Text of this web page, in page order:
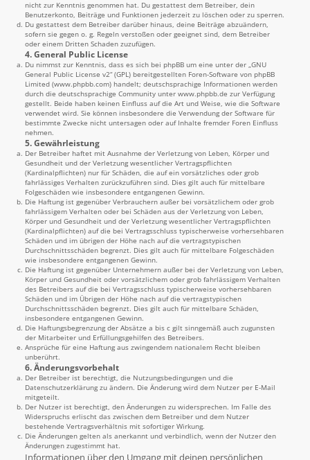
nicht zur Kenntnis genommen hat. Du gestattest dem Betreiber, dein
Benutzerkonto, Beiträge und Funktionen jederzeit zu löschen oder zu sperren.
Du gestattest dem Betreiber darüber hinaus, deine Beiträge abzuändern,
sofern sie gegen o. g. Regeln verstoßen oder geeignet sind, dem Betreiber
oder einem Dritten Schaden zuzufügen.
4. General Public License
Du nimmst zur Kenntnis, dass es sich bei phpBB um eine unter der „GNU
General Public License v2“ (GPL) bereitgestellten Foren-Software von phpBB
Limited (www.phpbb.com) handelt; deutschsprachige Informationen werden
durch die deutschsprachige Community unter www.phpbb.de zur Verfügung
gestellt. Beide haben keinen Einfluss auf die Art und Weise, wie die Software
verwendet wird. Sie können insbesondere die Verwendung der Software für
bestimmte Zwecke nicht untersagen oder auf Inhalte fremder Foren Einfluss
nehmen.
5. Gewährleistung
Der Betreiber haftet mit Ausnahme der Verletzung von Leben, Körper und
Gesundheit und der Verletzung wesentlicher Vertragspflichten
(Kardinalpflichten) nur für Schäden, die auf ein vorsätzliches oder grob
fahrlässiges Verhalten zurückzuführen sind. Dies gilt auch für mittelbare
Folgeschäden wie insbesondere entgangenen Gewinn.
Die Haftung ist gegenüber Verbrauchern außer bei vorsätzlichem oder grob
fahrlässigem Verhalten oder bei Schäden aus der Verletzung von Leben,
Körper und Gesundheit und der Verletzung wesentlicher Vertragspflichten
(Kardinalpflichten) auf die bei Vertragsschluss typischerweise vorhersehbaren
Schäden und im übrigen der Höhe nach auf die vertragstypischen
Durchschnittsschäden begrenzt. Dies gilt auch für mittelbare Folgeschäden
wie insbesondere entgangenen Gewinn.
Die Haftung ist gegenüber Unternehmern außer bei der Verletzung von Leben,
Körper und Gesundheit oder vorsätzlichem oder grob fahrlässigem Verhalten
des Betreibers auf die bei Vertragsschluss typischerweise vorhersehbaren
Schäden und im Übrigen der Höhe nach auf die vertragstypischen
Durchschnittsschäden begrenzt. Dies gilt auch für mittelbare Schäden,
insbesondere entgangenen Gewinn.
Die Haftungsbegrenzung der Absätze a bis c gilt sinngemäß auch zugunsten
der Mitarbeiter und Erfüllungsgehilfen des Betreibers.
Ansprüche für eine Haftung aus zwingendem nationalem Recht bleiben
unberührt.
6. Änderungsvorbehalt
Der Betreiber ist berechtigt, die Nutzungsbedingungen und die
Datenschutzerklärung zu ändern. Die Änderung wird dem Nutzer per E-Mail
mitgeteilt.
Der Nutzer ist berechtigt, den Änderungen zu widersprechen. Im Falle des
Widerspruchs erlischt das zwischen dem Betreiber und dem Nutzer
bestehende Vertragsverhältnis mit sofortiger Wirkung.
Die Änderungen gelten als anerkannt und verbindlich, wenn der Nutzer den
Änderungen zugestimmt hat.
Informationen über den Umgang mit deinen persönlichen